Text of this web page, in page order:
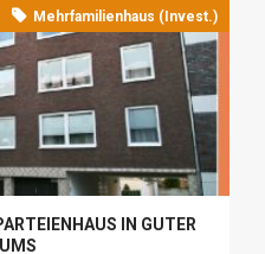
IN GUTER
Mehrfamilienhaus (Invest.)